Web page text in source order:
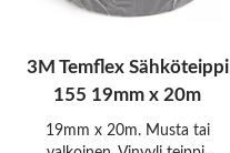
3M Temflex Sähköteippi
155 19mm x 20m
19mm x 20m. Musta tai